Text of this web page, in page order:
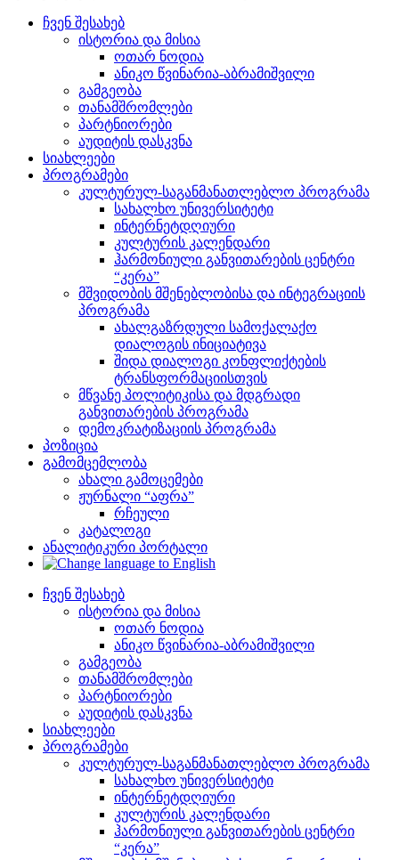
ჩვენ შესახებ
ისტორია და მისია
ოთარ ნოდია
ანიკო წვინარია-აბრამიშვილი
გამგეობა
თანამშრომლები
პარტნიორები
აუდიტის დასკვნა
სიახლეები
პროგრამები
კულტურულ-საგანმანათლებლო პროგრამა
სახალხო უნივერსიტეტი
ინტერნეტდღიური
კულტურის კალენდარი
ჰარმონიული განვითარების ცენტრი
“კერა”
მშვიდობის მშენებლობისა და ინტეგრაციის
პროგრამა
ახალგაზრდული სამოქალაქო
დიალოგის ინიციატივა
შიდა დიალოგი კონფლიქტების
ტრანსფორმაციისთვის
მწვანე პოლიტიკისა და მდგრადი
განვითარების პროგრამა
დემოკრატიზაციის პროგრამა
პოზიცია
გამომცემლობა
ახალი გამოცემები
ჟურნალი “აფრა”
რჩეული
კატალოგი
ანალიტიკური პორტალი
ჩვენ შესახებ
ისტორია და მისია
ოთარ ნოდია
ანიკო წვინარია-აბრამიშვილი
გამგეობა
თანამშრომლები
პარტნიორები
აუდიტის დასკვნა
სიახლეები
პროგრამები
კულტურულ-საგანმანათლებლო პროგრამა
სახალხო უნივერსიტეტი
ინტერნეტდღიური
კულტურის კალენდარი
ჰარმონიული განვითარების ცენტრი
“კერა”